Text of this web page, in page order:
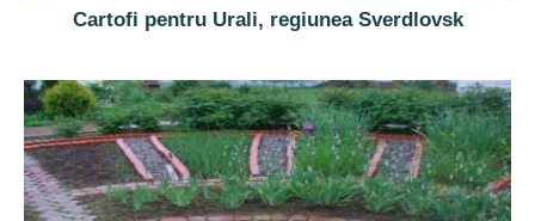
Cartofi pentru Urali, regiunea Sverdlovsk